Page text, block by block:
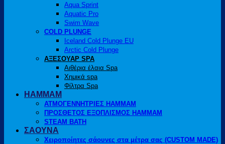
Aqua Sprint
Aquatic Pro
Swim Wave
COLD PLUNGE
Iceland Cold Plunge EU
Arctic Cold Plunge
ΑΞΕΣΟΥΑΡ SPA
Αιθέρια έλαια Spa
Χημικά spa
Φίλτρα Spa
HAMMAM
ΑΤΜΟΓΕΝΝΗΤΡΙΕΣ HAMMAM
ΠΡΟΣΘΕΤΟΣ ΕΞΟΠΛΙΣΜΟΣ HAMMAM
STEAM BATH
ΣΑΟΥΝΑ
Χειροποίητες σάουνες στα μέτρα σας (CUSTOM MADE)